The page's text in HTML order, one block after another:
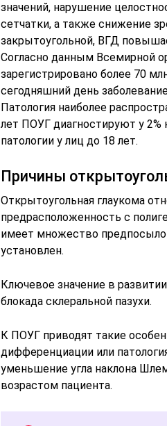
значений, нарушение
сетчатки, а также снижение
закрытоугольной, ВГД
Согласно данным Всемирной
зарегистрировано более 70
сегодняшний день
Патология наиболее
лет ПОУГ диагностируют у 2%
патологии у лиц до 18 лет.
Причины
Открытоугольная глаукома
предрасположенность с
имеет множество
установлен.
Ключевое значение в
блокада склеральной пазухи.
К ПОУГ приводят такие
дифференциации или
уменьшение угла наклона
возрастом пациента.